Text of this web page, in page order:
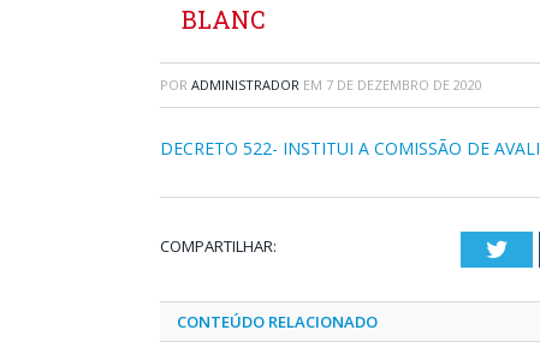
BLANC
POR ADMINISTRADOR EM 7 DE DEZEMBRO DE 2020
DECRETO 522- INSTITUI A COMISSÃO DE
COMPARTILHAR:
CONTEÚDO RELACIONADO